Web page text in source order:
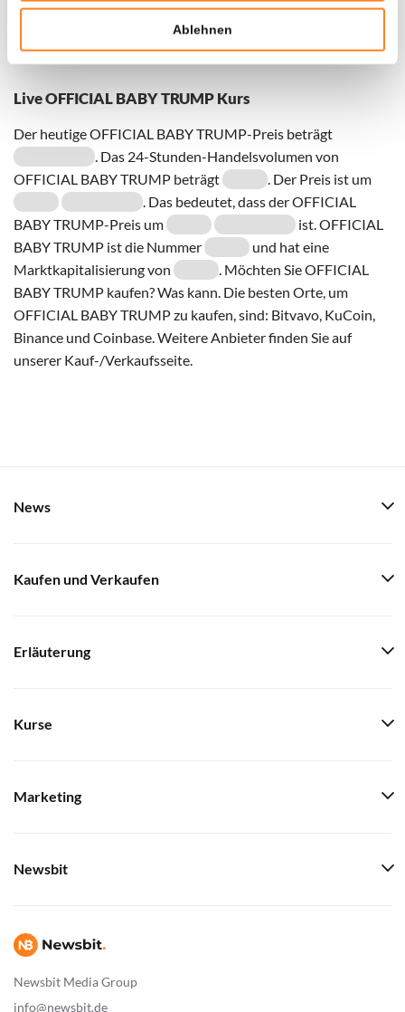
Ablehnen
Live OFFICIAL BABY TRUMP Kurs
Der heutige OFFICIAL BABY TRUMP-Preis beträgt
. Das 24-Stunden-Handelsvolumen von
OFFICIAL BABY TRUMP beträgt
. Der Preis ist um
. Das bedeutet, dass der OFFICIAL
BABY TRUMP-Preis um
ist. OFFICIAL
BABY TRUMP ist die Nummer
und hat eine
Marktkapitalisierung von
. Möchten Sie OFFICIAL
BABY TRUMP kaufen? Was kann. Die besten Orte, um
OFFICIAL BABY TRUMP zu kaufen, sind: Bitvavo, KuCoin,
Binance und Coinbase. Weitere Anbieter finden Sie auf
unserer Kauf-/Verkaufsseite.
Newsbit Media Group
info@newsbit.de
News
Kaufen und Verkaufen
Erläuterung
Kurse
Marketing
Newsbit